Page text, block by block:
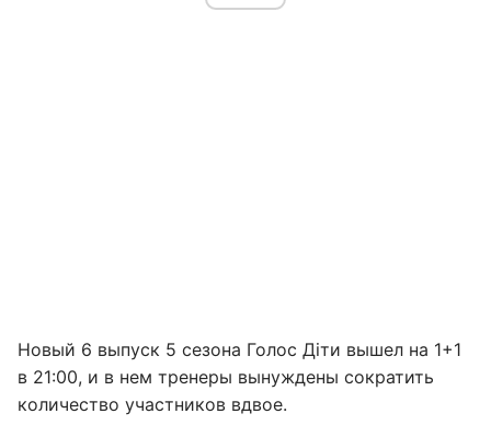
Новый 6 выпуск 5 сезона Голос Діти вышел на 1+1
в 21:00, и в нем тренеры вынуждены сократить
количество участников вдвое.